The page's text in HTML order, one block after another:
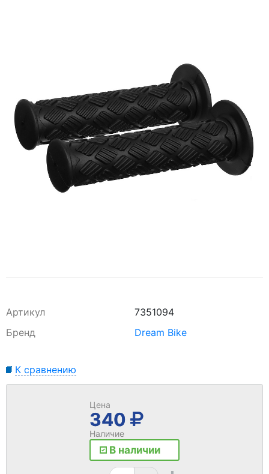
Артикул
7351094
Бренд
Dream Bike
К сравнению
Цена
340
Наличие
В наличии